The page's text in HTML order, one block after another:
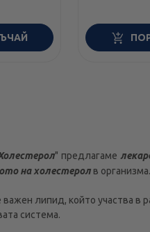
" предлагаме
на холестерол в организма.
липид, който участва в
система.